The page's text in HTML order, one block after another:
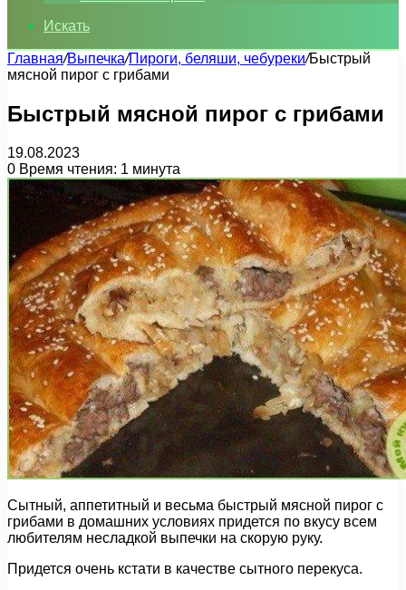
Искать
Главная/Выпечка/Пироги, беляши, чебуреки/Быстрый
мясной пирог с грибами
Быстрый мясной пирог с грибами
19.08.2023
0 Время чтения: 1 минута
Сытный, аппетитный и весьма быстрый мясной пирог с
грибами в домашних условиях придется по вкусу всем
любителям несладкой выпечки на скорую руку.
Придется очень кстати в качестве сытного перекуса.